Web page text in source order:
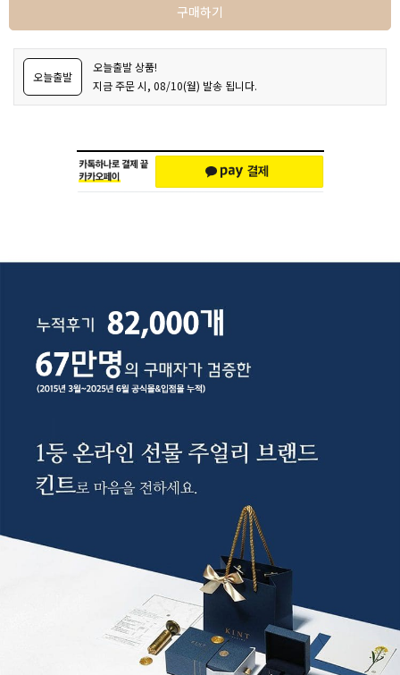
구매하기
오늘출발
오늘출발 상품!
지금 주문 시, 08/10(월) 발송 됩니다.